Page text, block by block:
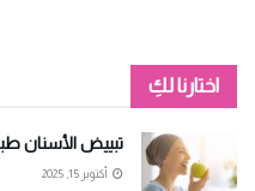
اختارنا لكِ
تبييض الأسنان طبيعيًا: 6 أكلات
أكتوبر 15, 2025